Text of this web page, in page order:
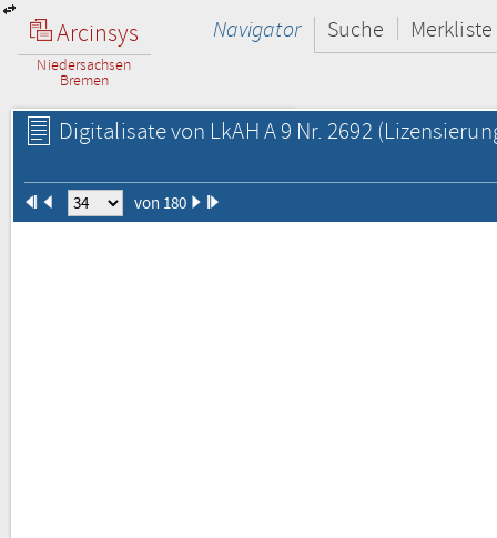
Arcinsys
Niedersachsen
Bremen
Navigator Suche Merkliste
Digitalisate von LkAH A 9 Nr. 2692
von 180